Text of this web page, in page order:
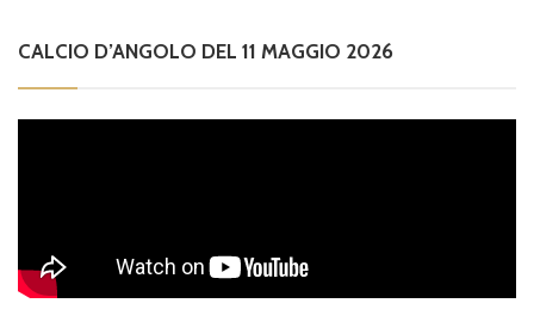
CALCIO D’ANGOLO DEL 11 MAGGIO 2026